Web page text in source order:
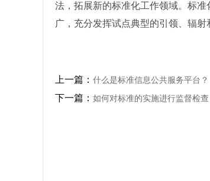
法，拓展新的标准化工作领域。标
广，充分发挥试点典型的引领、辐
上一篇： 什么是标准信息公共服务平台？
下一篇： 如何对标准的实施进行监督检查